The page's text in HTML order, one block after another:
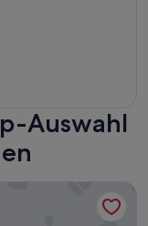
Auswahl